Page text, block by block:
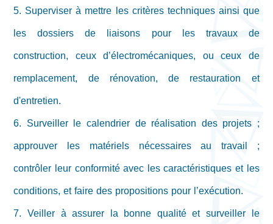
5. Superviser à mettre les critères techniques ainsi que
les dossiers de liaisons pour les travaux de
construction, ceux d’électromécaniques, ou ceux de
remplacement, de rénovation, de restauration et
d'entretien.
6. Surveiller le calendrier de réalisation des projets ;
approuver les matériels nécessaires au travail ;
contrôler leur conformité avec les caractéristiques et les
conditions, et faire des propositions pour l’exécution.
7. Veiller à assurer la bonne qualité et surveiller le